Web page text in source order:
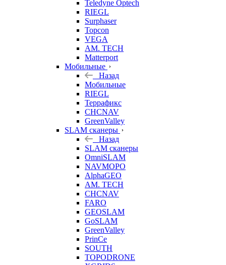
Teledyne Optech
RIEGL
Surphaser
Topcon
VEGA
AM. TECH
Matterport
Мобильные
Назад
Мобильные
RIEGL
Террафикс
CHCNAV
GreenValley
SLAM сканеры
Назад
SLAM сканеры
OmniSLAM
NAVMOPO
AlphaGEO
AM. TECH
CHCNAV
FARO
GEOSLAM
GoSLAM
GreenValley
PrinCe
SOUTH
TOPODRONE